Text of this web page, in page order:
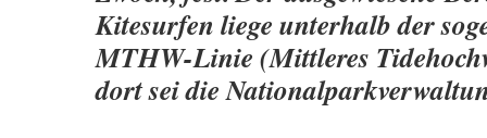
Kitesurfen liege unterhalb der
MTHW-Linie (Mittleres
dort sei die